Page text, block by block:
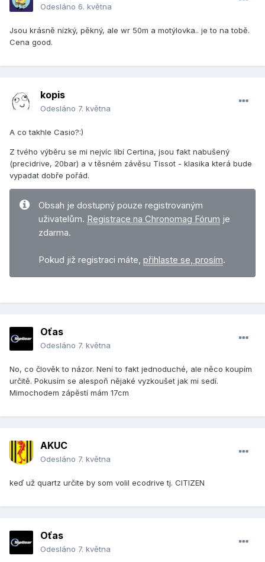
Odesláno 6. května
Jsou krásně nízký, pěkný, ale wr 50m a motýlovka.. je to na tobě.
Cena good.
kopis
Odesláno 7. května
A co takhle Casio?:)
Z tvého výběru se mi nejvíc líbí Certina, jsou fakt nabušený
(precidrive, 20bar) a v těsném závěsu Tissot - klasika která bude
vypadat dobře pořád.
Obsah je dostupný pouze registrovaným
uživatelům. Registrace na Chronomag Fórum je
zdarma.
Pokud již registraci máte, přihlaste se, prosím.
Oťas
Odesláno 7. května
No, co člověk to názor. Není to fakt jednoduché, ale něco koupím
určitě. Pokusím se alespoň nějaké vyzkoušet jak mi sedí.
Mimochodem zápěstí mám 17cm
AKUC
Odesláno 7. května
keď už quartz určite by som volil ecodrive tj. CITIZEN
Oťas
Odesláno 7. května